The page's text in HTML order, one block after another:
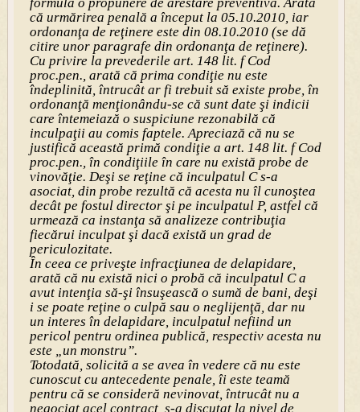
că urmărirea penală a început la 05.10.2010, iar
ordonanţa de reţinere este din 08.10.2010 (se dă
citire unor paragrafe din ordonanţa de reţinere).
Cu privire la prevederile art. 148 lit. f Cod
proc.pen., arată că prima condiţie nu este
îndeplinită, întrucât ar fi trebuit să existe probe, în
ordonanţă menţionându-se că sunt date şi indicii
care întemeiază o suspiciune rezonabilă că
inculpaţii au comis faptele. Apreciază că nu se
justifică această primă condiţie a art. 148 lit. f Cod
proc.pen., în condiţiile în care nu există probe de
vinovăţie. Deşi se reţine că inculpatul C s-a
asociat, din probe rezultă că acesta nu îl cunoştea
decât pe fostul director şi pe inculpatul P, astfel că
urmează ca instanţa să analizeze contribuţia
fiecărui inculpat şi dacă există un grad de
periculozitate.
În ceea ce priveşte infracţiunea de delapidare,
arată că nu există nici o probă că inculpatul C a
avut intenţia să-şi însuşească o sumă de bani, deşi
i se poate reţine o culpă sau o neglijenţă, dar nu
un interes în delapidare, inculpatul nefiind un
pericol pentru ordinea publică, respectiv acesta nu
este „un monstru”.
Totodată, solicită a se avea în vedere că nu este
cunoscut cu antecedente penale, îi este teamă
pentru că se consideră nevinovat, întrucât nu a
negociat acel contract, s-a discutat la nivel de